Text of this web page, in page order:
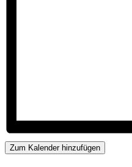
Zum Kalender hinzufügen